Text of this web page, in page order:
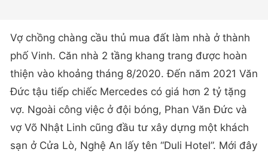
Vợ chồng chàng cầu thủ mua đất làm nhà ở thành
phố Vinh. Căn nhà 2 tầng khang trang được hoàn
thiện vào khoảng tháng 8/2020. Đến năm 2021 Văn
Đức tậu tiếp chiếc Mercedes có giá hơn 2 tỷ tặng
vợ. Ngoài công việc ở đội bóng, Phan Văn Đức và
vợ Võ Nhật Linh cũng đầu tư xây dựng một khách
sạn ở Cửa Lò, Nghệ An lấy tên “Duli Hotel”. Mới đây